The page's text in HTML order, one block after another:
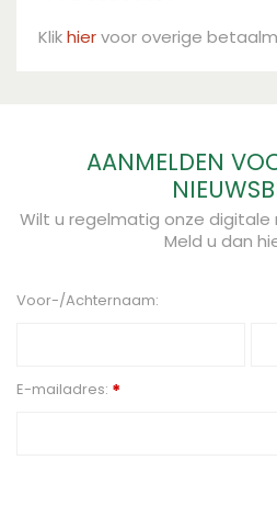
Klikhiervoor overige
AANMELDEN
Wilt u regelmatig onze digitale
Meld u dan
Voor-/Achternaam:
E-mailadres: *